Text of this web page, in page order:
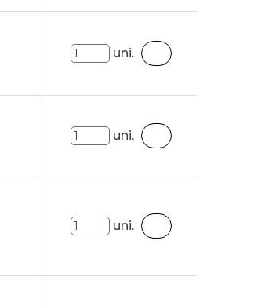
uni.
uni.
uni.